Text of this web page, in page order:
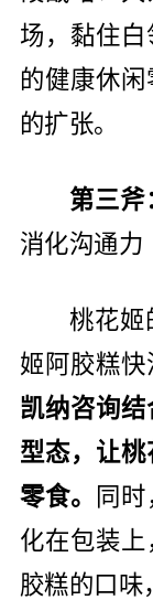
场，黏住
的健康休
的扩张。
第三斧
消化沟通力
桃花姬
姬阿胶糕
凯纳咨询
型态，让
零食。 同
化在包装
胶糕的口味